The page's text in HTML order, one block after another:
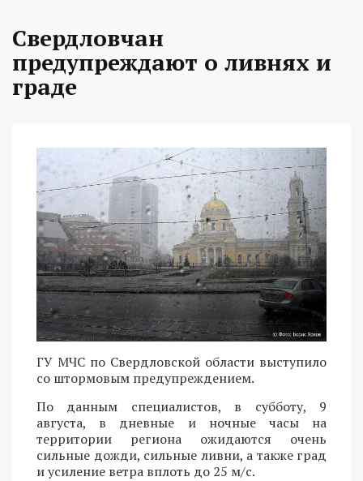
Свердловчан
предупреждают о ливнях и
граде
ГУ МЧС по Свердловской области выступило
со штормовым предупреждением.
По данным специалистов, в субботу, 9
августа, в дневные и ночные часы на
территории региона ожидаются очень
сильные дожди, сильные ливни, а также град
и усиление ветра вплоть до 25 м/с.